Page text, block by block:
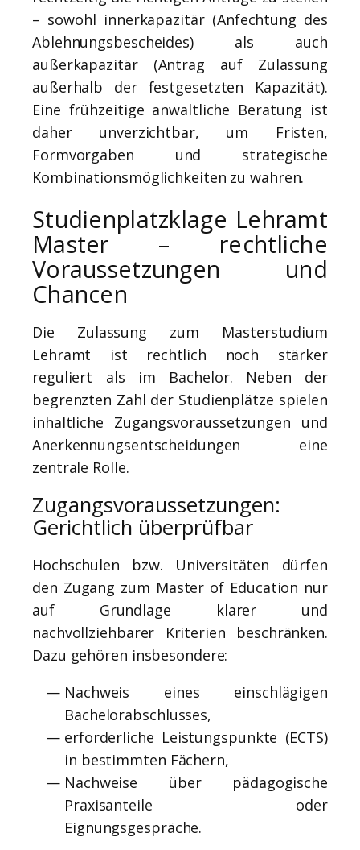
– sowohl innerkapazitär (Anfechtung des
Ablehnungsbescheides) als auch
außerkapazitär (Antrag auf Zulassung
außerhalb der festgesetzten Kapazität).
Eine frühzeitige anwaltliche Beratung ist
daher unverzichtbar, um Fristen,
Formvorgaben und strategische
Kombinationsmöglichkeiten zu wahren.
Studienplatzklage Lehramt
Master – rechtliche
Voraussetzungen und
Chancen
Die Zulassung zum Masterstudium
Lehramt ist rechtlich noch stärker
reguliert als im Bachelor. Neben der
begrenzten Zahl der Studienplätze spielen
inhaltliche Zugangsvoraussetzungen und
Anerkennungsentscheidungen eine
zentrale Rolle.
Zugangsvoraussetzungen:
Gerichtlich überprüfbar
Hochschulen bzw. Universitäten dürfen
den Zugang zum Master of Education nur
auf Grundlage klarer und
nachvollziehbarer Kriterien beschränken.
Dazu gehören insbesondere:
Nachweis eines einschlägigen
Bachelorabschlusses,
erforderliche Leistungspunkte (ECTS)
in bestimmten Fächern,
Nachweise über pädagogische
Praxisanteile oder
Eignungsgespräche.